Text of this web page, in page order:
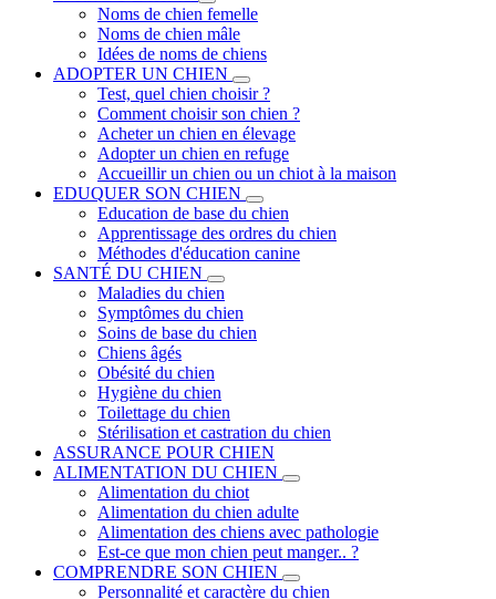
Noms de chien femelle
Noms de chien mâle
Idées de noms de chiens
ADOPTER UN CHIEN
Test, quel chien choisir ?
Comment choisir son chien ?
Acheter un chien en élevage
Adopter un chien en refuge
Accueillir un chien ou un chiot à la maison
EDUQUER SON CHIEN
Education de base du chien
Apprentissage des ordres du chien
Méthodes d'éducation canine
SANTÉ DU CHIEN
Maladies du chien
Symptômes du chien
Soins de base du chien
Chiens âgés
Obésité du chien
Hygiène du chien
Toilettage du chien
Stérilisation et castration du chien
ASSURANCE POUR CHIEN
ALIMENTATION DU CHIEN
Alimentation du chiot
Alimentation du chien adulte
Alimentation des chiens avec pathologie
Est-ce que mon chien peut manger.. ?
COMPRENDRE SON CHIEN
Personnalité et caractère du chien